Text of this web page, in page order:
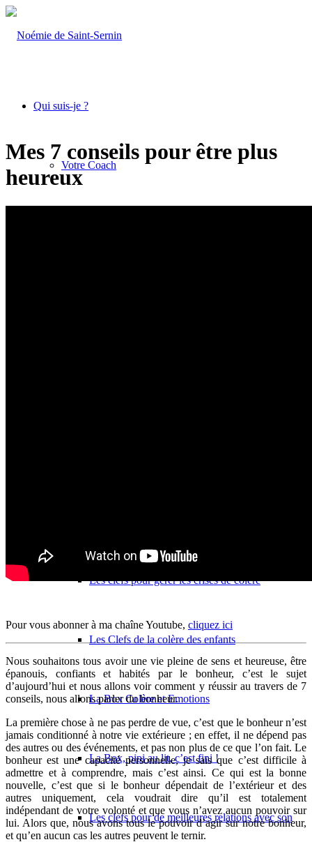
Qui suis-je ?
Votre Coach
Les clefs pour gérer les crises de colère
Les Clefs de la colère des enfants
La Box Colère et Emotions
La Box, pipi au lit, c’est fini !
Les clefs pour de meilleures relations avec son
Mes 7 conseils pour être plus
heureux
Pour vous abonner à ma chaîne Youtube, cliquez ici
Nous souhaitons tous avoir une vie pleine de sens et heureuse, être
épanouis, confiants et habités par le bonheur, c’est le sujet
d’aujourd’hui et nous allons voir comment y réussir au travers de 7
conseils, nous allons parler du bonheur.
La première chose à ne pas perdre de vue, c’est que le bonheur n’est
jamais conditionné à notre vie extérieure ; en effet, il ne dépend pas
des autres ou des événements, et pas non plus de ce que l’on fait. Le
bonheur est une capacité personnelle, je sais que c’est difficile à
admettre et à comprendre, mais c’est ainsi. Ce qui est la bonne
nouvelle, c’est que si le bonheur dépendait de l’extérieur et des
autres uniquement, cela voudrait dire qu’il est totalement
indépendant de votre volonté et que vous n’avez aucun pouvoir sur
lui. Alors que, nous avons tous le pouvoir d’agir sur notre bonheur,
et qu’en aucun cas les autres peuvent le ternir.